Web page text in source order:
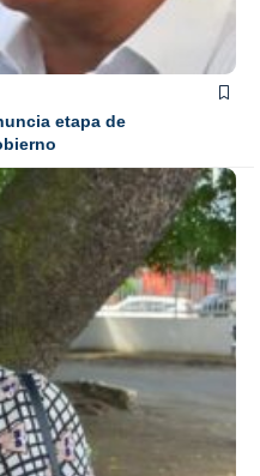
etapa de